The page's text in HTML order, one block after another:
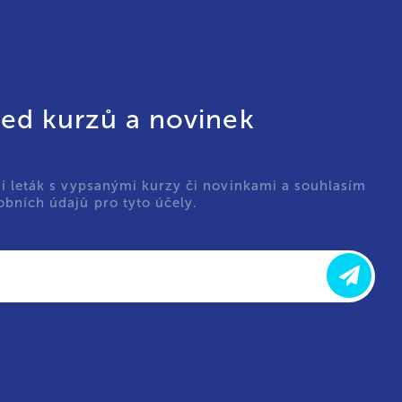
kurzů a novinek
leták s vypsanými kurzy či novinkami a souhlasím
údajů pro tyto účely.